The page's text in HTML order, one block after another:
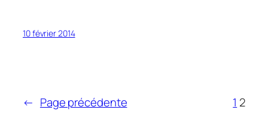
10 février 2014
← Page précédente 1 2